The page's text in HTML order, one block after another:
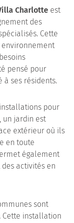
Charlotte est
des
Cette
pensé pour
à ses résidents.
pour
un jardin est
extérieur où ils
en toute
également
activités en
sont
Cette installation